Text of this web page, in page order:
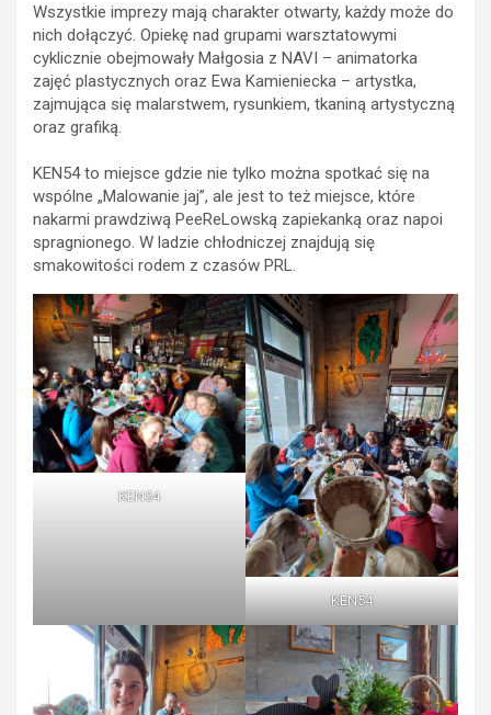
Wszystkie imprezy mają charakter otwarty, każdy może do
nich dołączyć. Opiekę nad grupami warsztatowymi
cyklicznie obejmowały Małgosia z NAVI – animatorka
zajęć plastycznych oraz Ewa Kamieniecka – artystka,
zajmująca się malarstwem, rysunkiem, tkaniną artystyczną
oraz grafiką.
KEN54 to miejsce gdzie nie tylko można spotkać się na
wspólne „Malowanie jaj”, ale jest to też miejsce, które
nakarmi prawdziwą PeeReLowską zapiekanką oraz napoi
spragnionego. W ladzie chłodniczej znajdują się
smakowitości rodem z czasów PRL.
KEN54
KEN54